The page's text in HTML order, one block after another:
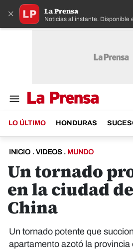
× La Prensa
Noticias al instante. Disponible
LO ÚLTIMO HONDURAS
INICIO . VIDEOS . MUNDO
Un tornado
en la ciudad
China
Un tornado potente que
apartamento azotó la provincia